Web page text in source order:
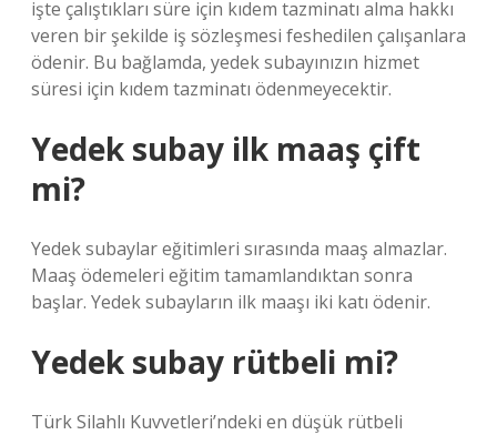
işte çalıştıkları süre için kıdem tazminatı alma hakkı
veren bir şekilde iş sözleşmesi feshedilen çalışanlara
ödenir. Bu bağlamda, yedek subayınızın hizmet
süresi için kıdem tazminatı ödenmeyecektir.
Yedek subay ilk maaş çift
mi?
Yedek subaylar eğitimleri sırasında maaş almazlar.
Maaş ödemeleri eğitim tamamlandıktan sonra
başlar. Yedek subayların ilk maaşı iki katı ödenir.
Yedek subay rütbeli mi?
Türk Silahlı Kuvvetleri’ndeki en düşük rütbeli